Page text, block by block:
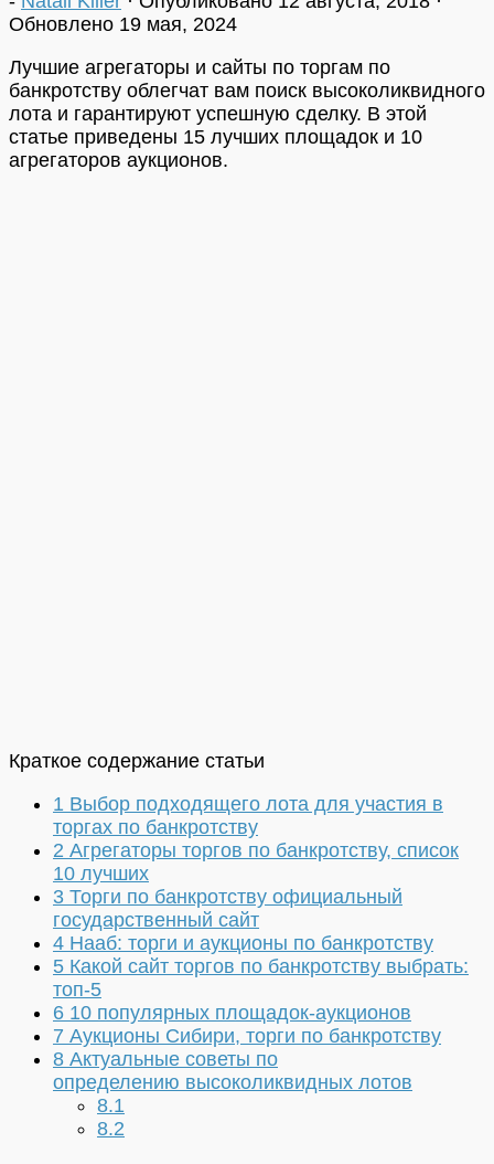
Обновлено 19 мая, 2024
Лучшие агрегаторы и сайты по торгам по
банкротству облегчат вам поиск высоколиквидного
лота и гарантируют успешную сделку. В этой
статье приведены 15 лучших площадок и 10
агрегаторов аукционов.
Краткое содержание статьи
1 Выбор подходящего лота для участия в
торгах по банкротству
2 Агрегаторы торгов по банкротству, список
10 лучших
3 Торги по банкротству официальный
государственный сайт
4 Нааб: торги и аукционы по банкротству
5 Какой сайт торгов по банкротству выбрать:
топ-5
6 10 популярных площадок-аукционов
7 Аукционы Сибири, торги по банкротству
8 Актуальные советы по
определению высоколиквидных лотов
8.1
8.2